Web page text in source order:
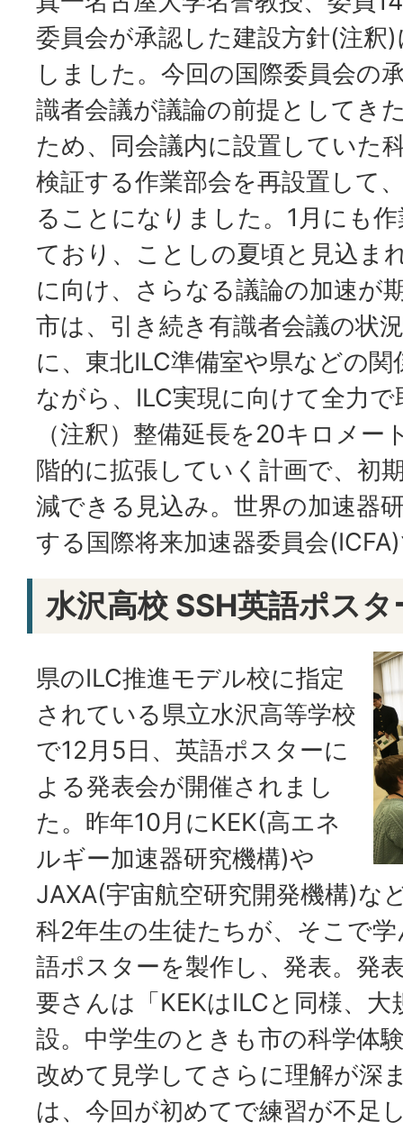
委員会が承認した建設方針(注釈
しました。今回の国際委員会の
識者会議が議論の前提としてき
ため、同会議内に設置していた
検証する作業部会を再設置して
ることになりました。1月にも
ており、ことしの夏頃と見込ま
に向け、さらなる議論の加速が
市は、引き続き有識者会議の状
に、東北ILC準備室や県などの
ながら、ILC実現に向けて全力
（注釈）整備延長を20キロメ
階的に拡張していく計画で、初
減できる見込み。世界の加速器
する国際将来加速器委員会
水沢高校 SSH英語ポスタ
県のILC推進モデル校に指定
されている県立水沢高等学校
で12月5日、英語ポスターに
よる発表会が開催されまし
た。昨年10月にKEK(高エネ
ルギー加速器研究機構)や
JAXA(宇宙航空研究開発機構)な
科2年生の生徒たちが、そこで
語ポスターを製作し、発表。発
要さんは「KEKはILCと同様、大
設。中学生のときも市の科学体
改めて見学してさらに理解が深
は、今回が初めてで練習が不足